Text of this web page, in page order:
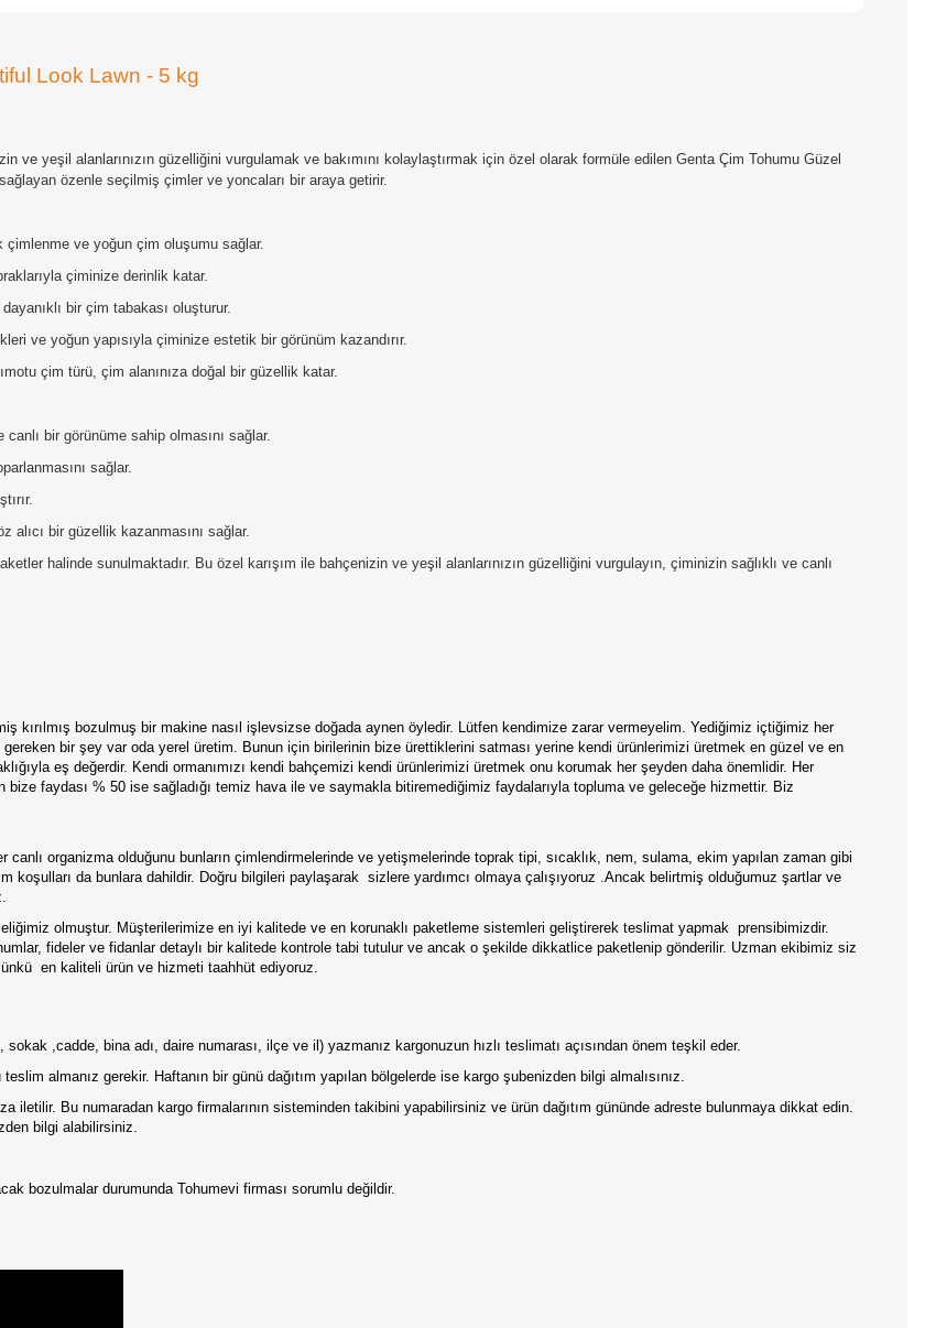
Look Lawn - 5 kg
ve yeşil alanlarınızın güzelliğini vurgulamak ve bakımını kolaylaştırmak için özel olarak formüle edilen Genta Çim Tohumu Güzel
özenle seçilmiş çimler ve yoncaları bir araya getirir.
çimlenme ve yoğun çim oluşumu sağlar.
çiminize derinlik katar.
bir çim tabakası oluşturur.
ve yoğun yapısıyla çiminize estetik bir görünüm kazandırır.
çim türü, çim alanınıza doğal bir güzellik katar.
bir görünüme sahip olmasını sağlar.
sağlar.
alıcı bir güzellik kazanmasını sağlar.
halinde sunulmaktadır. Bu özel karışım ile bahçenizin ve yeşil alanlarınızın güzelliğini vurgulayın, çiminizin sağlıklı ve canlı
kırılmış bozulmuş bir makine nasıl işlevsizse doğada aynen öyledir. Lütfen kendimize zarar vermeyelim. Yediğimiz içtiğimiz her
bir şey var oda yerel üretim. Bunun için birilerinin bize ürettiklerini satması yerine kendi ürünlerimizi üretmek en güzel ve en
eş değerdir. Kendi ormanımızı kendi bahçemizi kendi ürünlerimizi üretmek onu korumak her şeyden daha önemlidir. Her
faydası % 50 ise sağladığı temiz hava ile ve saymakla bitiremediğimiz faydalarıyla topluma ve geleceğe hizmettir. Biz
canlı organizma olduğunu bunların çimlendirmelerinde ve yetişmelerinde toprak tipi, sıcaklık, nem, sulama, ekim yapılan zaman gibi
koşulları da bunlara dahildir. Doğru bilgileri paylaşarak sizlere yardımcı olmaya çalışıyoruz .Ancak belirtmiş olduğumuz şartlar ve
olmuştur. Müşterilerimize en iyi kalitede ve en korunaklı paketleme sistemleri geliştirerek teslimat yapmak prensibimizdir.
fideler ve fidanlar detaylı bir kalitede kontrole tabi tutulur ve ancak o şekilde dikkatlice paketlenip gönderilir. Uzman ekibimiz siz
en kaliteli ürün ve hizmeti taahhüt ediyoruz.
,cadde, bina adı, daire numarası, ilçe ve il) yazmanız kargonuzun hızlı teslimatı açısından önem teşkil eder.
almanız gerekir. Haftanın bir günü dağıtım yapılan bölgelerde ise kargo şubenizden bilgi almalısınız.
iletilir. Bu numaradan kargo firmalarının sisteminden takibini yapabilirsiniz ve ürün dağıtım gününde adreste bulunmaya dikkat edin.
bilgi alabilirsiniz.
bozulmalar durumunda Tohumevi firması sorumlu değildir.